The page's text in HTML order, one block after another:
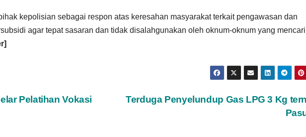
kepolisian sebagai respon atas keresahan masyarakat terkait pengawasan dan
agar tepat sasaran dan tidak disalahgunakan oleh oknum-oknum yang mencari
Terduga Penyelundup Gas LPG 3 Kg
Pelatihan Vokasi